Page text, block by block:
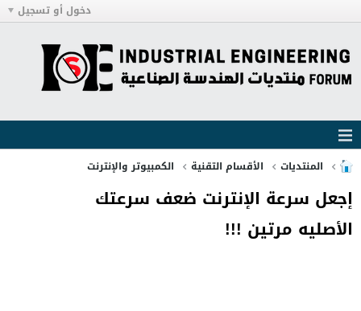
دخول أو تسجيل
المنتديات الأقسام التقنية الكمبيوتر والإنترنت
إجعل سرعة الإنترنت ضعف سرعتك
الأصليه مرتين !!!